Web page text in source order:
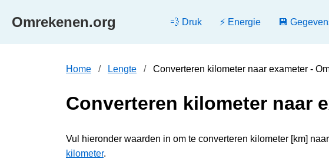
Omrekenen.org 💨 Druk ⚡ Energie 💾
Home Lengte Converteren kilometer naar exameter -
Converteren kilometer naar
Vul hieronder waarden in om te converteren kilometer [km]
kilometer.